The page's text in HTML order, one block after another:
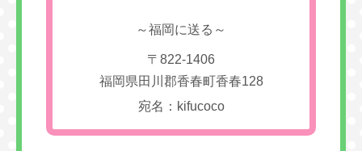
～福岡に送る～
〒822-1406
福岡県田川郡香春町香春128
宛名：kifucoco